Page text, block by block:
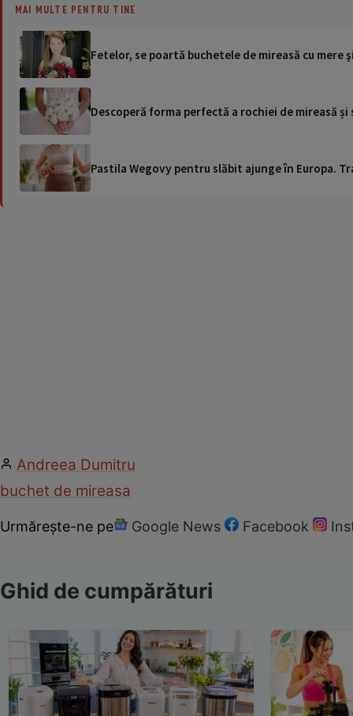
MAI MULTE PENTRU TINE
Fetelor, se poartă buchetele de mireasă cu mere
Descoperă forma perfectă a rochiei de mireasă
Pastila Wegovy pentru slăbit ajunge în Europa.
Andreea Dumitru
buchet de mireasa
Urmărește-ne pe Google News Facebook
Ghid de cumpărături